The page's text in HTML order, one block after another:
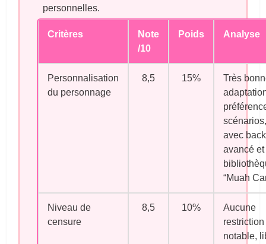
personnelles.
Critères
Note
/10
Poids Analyse
Personnalisation
du personnage
8,5 15%
Très
scénarios,
avec
avancé et
“Muah
Niveau de
censure
8,5 10%
Aucune
restriction
notable,